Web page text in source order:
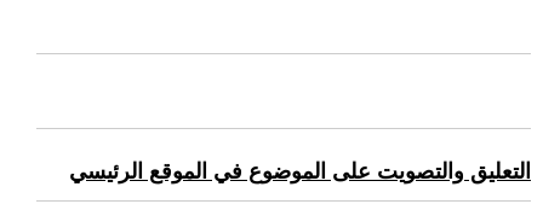
التعليق والتصويت على الموضوع في الموقع الرئيسي